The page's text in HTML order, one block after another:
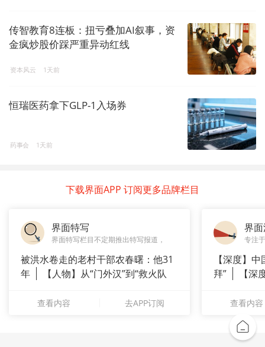
传智教育8连板：扭亏叠加AI叙事，资
金疯炒股价踩严重异动红线
资本风云 1天前
恒瑞医药拿下GLP-1入场券
药事会 1天前
下载界面APP 订阅更多品牌栏目
界面特写
界面特写栏目不定期推出特写报道，
被洪水卷走的老村干部农春曙：他31
年
【人物】从“门外汉”到“救火队
查看内容 去APP订阅
界
专注
【深度】
拜”
【
查看内容